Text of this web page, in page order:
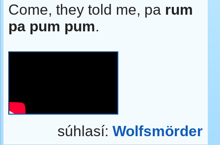
Come, they told me, pa rum
pa pum pum.
súhlasí: Wolfsmörder